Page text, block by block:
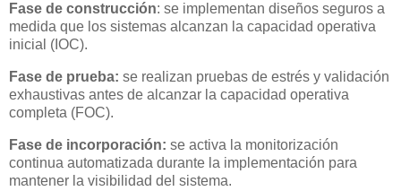
Fase de construcción: se implementan diseños seguros a
medida que los sistemas alcanzan la capacidad operativa
inicial (IOC).
Fase de prueba: se realizan pruebas de estrés y validación
exhaustivas antes de alcanzar la capacidad operativa
completa (FOC).
Fase de incorporación: se activa la monitorización
continua automatizada durante la implementación para
mantener la visibilidad del sistema.